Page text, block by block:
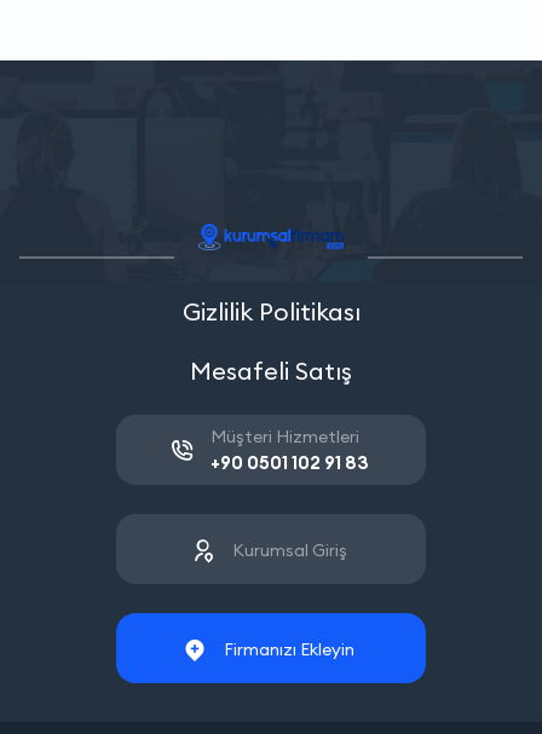
Gizlilik Politikası
Mesafeli Satış
Müşteri Hizmetleri
+90 0501 102 91 83
Kurumsal Giriş
Firmanızı Ekleyin